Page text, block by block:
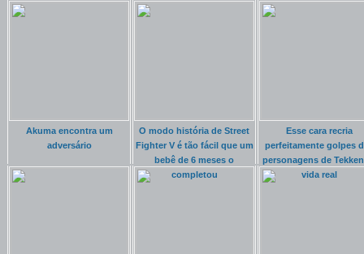
Akuma encontra um
adversário
O modo história de Street
Fighter V é tão fácil que um
bebê de 6 meses o
completou
Esse cara recria
perfeitamente golpes
personagens de
vida real